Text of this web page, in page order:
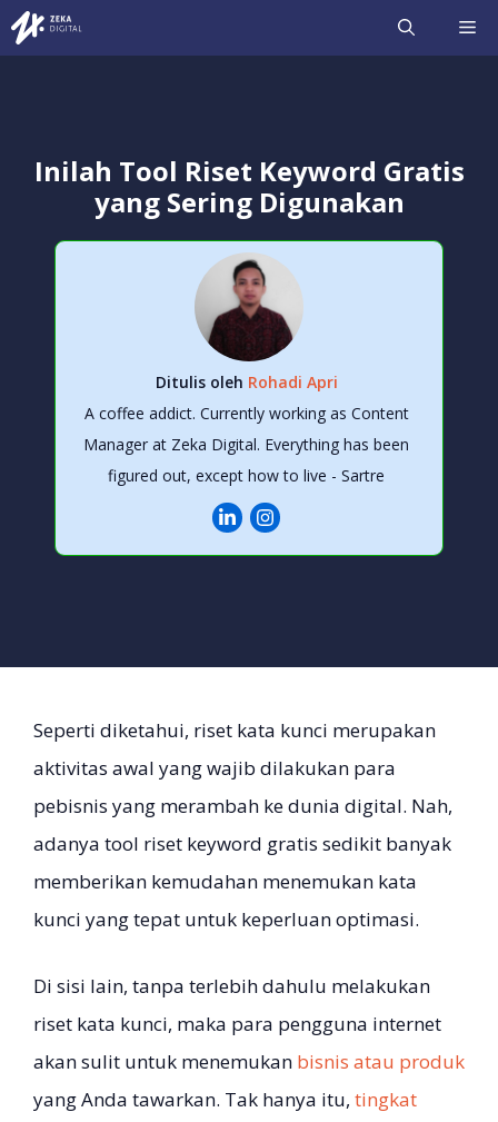
Langsung
ke
Inilah Tool Riset Keyword Gratis
yang Sering Digunakan
Ditulis oleh Rohadi Apri
A coffee addict. Currently working as Content
Manager at Zeka Digital. Everything has been
figured out, except how to live - Sartre
Seperti diketahui, riset kata kunci merupakan
aktivitas awal yang wajib dilakukan para
pebisnis yang merambah ke dunia digital. Nah,
adanya tool riset keyword gratis sedikit banyak
memberikan kemudahan menemukan kata
kunci yang tepat untuk keperluan optimasi.
Di sisi lain, tanpa terlebih dahulu melakukan
riset kata kunci, maka para pengguna internet
akan sulit untuk menemukan bisnis atau produk
yang Anda tawarkan. Tak hanya itu, tingkat